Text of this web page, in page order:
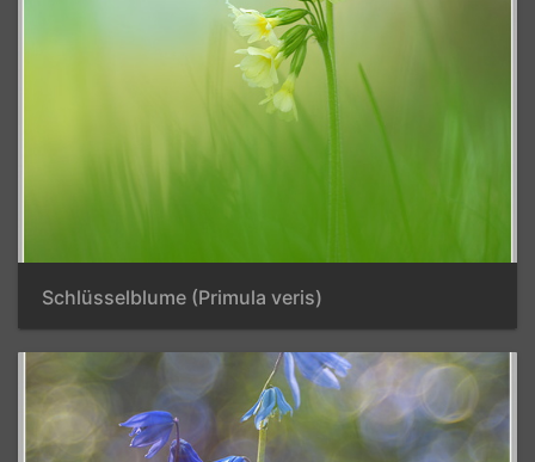
Schlüsselblume (Primula veris)